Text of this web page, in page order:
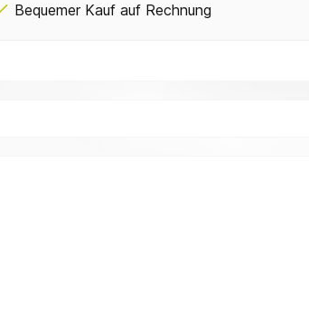
Bequemer Kauf auf Rechnung